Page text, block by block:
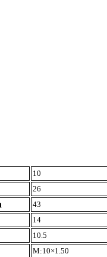
10
26
43
14
10.5
M:10×1.50